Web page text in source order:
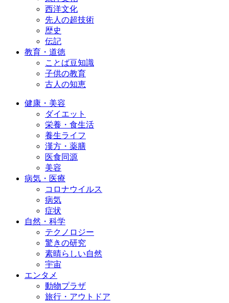
西洋文化
先人の超技術
歴史
伝記
教育・道徳
ことば豆知識
子供の教育
古人の知恵
健康・美容
ダイエット
栄養・食生活
養生ライフ
漢方・薬膳
医食同源
美容
病気・医療
コロナウイルス
病気
症状
自然・科学
テクノロジー
驚きの研究
素晴らしい自然
宇宙
エンタメ
動物プラザ
旅行・アウトドア